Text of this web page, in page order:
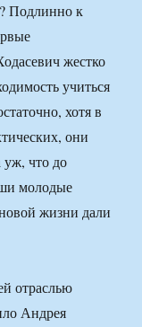
Подлинно к
жестко
учиться
хотя в
они
уж, что до
молодые
жизни дали
отраслью
Андрея